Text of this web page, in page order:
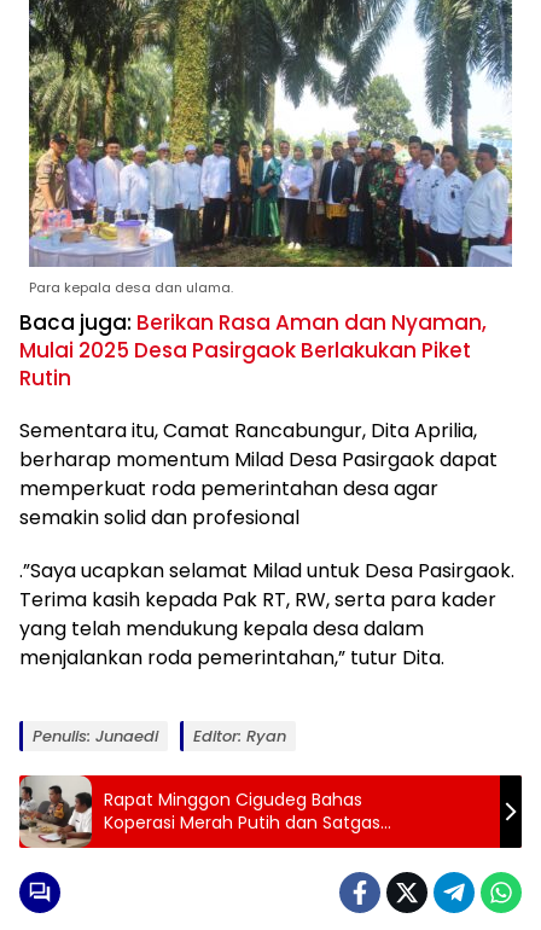
Para kepala desa dan ulama.
Baca juga: Berikan Rasa Aman dan Nyaman,
Mulai 2025 Desa Pasirgaok Berlakukan Piket
Rutin
Sementara itu, Camat Rancabungur, Dita Aprilia,
berharap momentum Milad Desa Pasirgaok dapat
memperkuat roda pemerintahan desa agar
semakin solid dan profesional
.”Saya ucapkan selamat Milad untuk Desa Pasirgaok.
Terima kasih kepada Pak RT, RW, serta para kader
yang telah mendukung kepala desa dalam
menjalankan roda pemerintahan,” tutur Dita.
Penulis: Junaedi Editor: Ryan
Rapat Minggon Cigudeg Bahas
Koperasi Merah Putih dan Satgas
Premanisme